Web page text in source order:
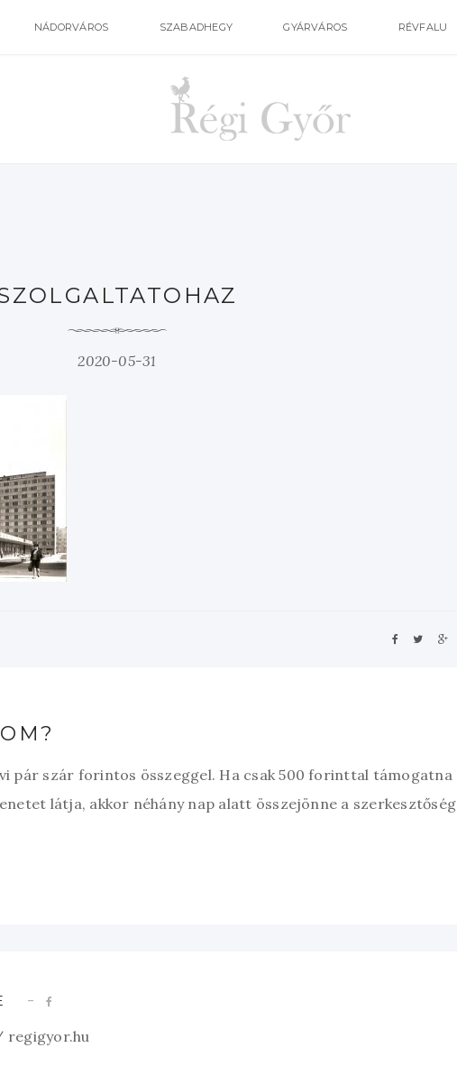
NÁDORVÁROS SZABADHEGY GYÁRVÁROS RÉVFALU
2020-05-31
pár szár forintos összeggel. Ha csak 500 forinttal támogatna
látja, akkor néhány nap alatt összejönne a szerkesztőség
regigyor.hu